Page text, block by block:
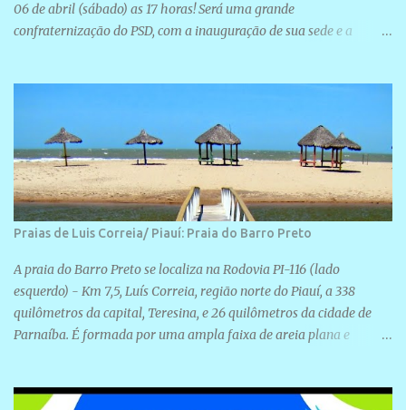
06 de abril (sábado) as 17 horas! Será uma grande
confraternização do PSD, com a inauguração de sua sede e a
Praias de Luis Correia/ Piauí: Praia do Barro Preto
A praia do Barro Preto se localiza na Rodovia PI-116 (lado
esquerdo) - Km 7,5, Luís Correia, região norte do Piauí, a 338
quilômetros da capital, Teresina, e 26 quilômetros da cidade de
Parnaíba. É formada por uma ampla faixa de areia plana e
devido ao extensivo molhe de pedras que não chegam a 2 metros